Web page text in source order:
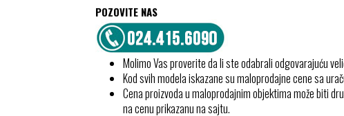
POZOVITE NAS
Molimo Vas proverite da li ste odabrali odgovarajuću
Kod svih modela iskazane su maloprodajne cene sa
Cena proizvoda u maloprodajnim objektima može biti
na cenu prikazanu na sajtu.